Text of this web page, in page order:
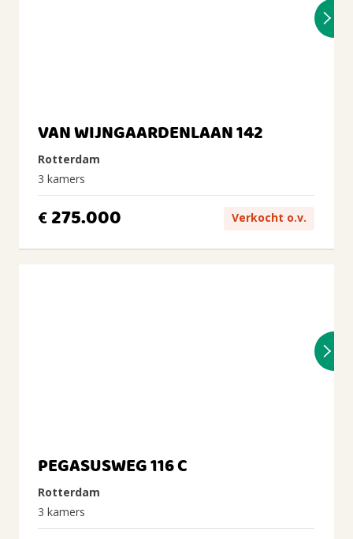
VAN WIJNGAARDENLAAN 142
Rotterdam
3 kamers
€275.000 Verkocht o.v.
PEGASUSWEG 116 C
Rotterdam
3 kamers